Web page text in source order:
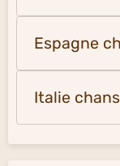
Espagne
Italie